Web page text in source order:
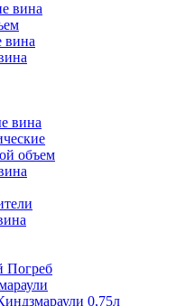
вина
вина
вина
объем
Погреб
0,75л